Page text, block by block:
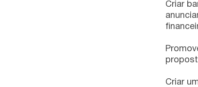
Criar
Criar